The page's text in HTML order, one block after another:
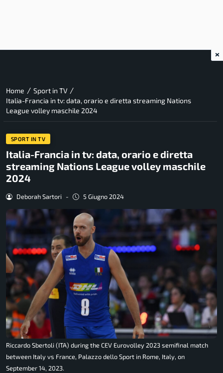
Home / Sport in TV /
Italia-Francia in tv: data, orario e diretta streaming Nations
League volley maschile 2024
SPORT IN TV
Italia-Francia in tv: data, orario e diretta
streaming Nations League volley maschile
2024
Deborah Sartori - 5 Giugno 2024
Riccardo Sbertoli (ITA) during the CEV Eurovolley 2023 semifinal match
between Italy vs France, Palazzo dello Sport in Rome, Italy, on
September 14, 2023.
×